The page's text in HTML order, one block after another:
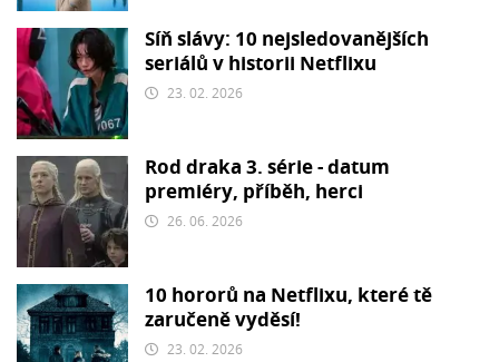
Síň slávy: 10 nejsledovanějších
seriálů v historii Netflixu
23. 02. 2026
Rod draka 3. série - datum
premiéry, příběh, herci
26. 06. 2026
10 hororů na Netflixu, které tě
zaručeně vyděsí!
23. 02. 2026